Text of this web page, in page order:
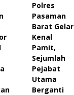
Polres
Pasaman
Barat Gelar
Kenal
Pamit,
Sejumlah
Pejabat
Utama
Berganti